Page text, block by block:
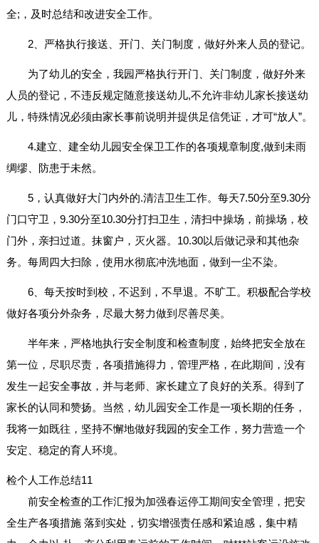
全;，及时总结和改进安全工作。
2、严格执行接送、开门、关门制度，做好外来人员的登记。
为了幼儿的安全，我园严格执行开门、关门制度，做好外来
人员的登记，不违反规定随意接送幼儿,不允许非幼儿家长接送幼
儿，特殊情况必须由家长事前说明并提供足信凭证，才可“放人”。
4.建立、建全幼儿园安全保卫工作的各项规章制度,做到未雨
绸缪、防患于未然。
5，认真做好大门内外的.清洁卫生工作。每天7.50分至9.30分
门口守卫，9.30分至10.30分打扫卫生，清扫中操场，前操场，校
门外，亲扫过道。抹窗户，灭火器。10.30以后做记录和其他杂
务。每周四大扫除，使用水彻底冲洗地面，做到一尘不染。
6、每天按时到校，不迟到，不早退。不旷工。积极配合学校
做好各项分外杂务，尽最大努力做到尽善尽美。
半年来，严格地执行安全制度和检查制度，始终把安全放在
第一位，尽职尽责，各项措施得力，管理严格，在此期间，没有
发生一起安全事故，并与老师、家长建立了良好的关系。得到了
家长的认同和赞扬。当然，幼儿园安全工作是一项长期的任务，
我将一如既往，坚持不懈地做好我园的安全工作，努力营造一个
安定、稳定的育人环境。
检个人工作总结11
前安全检查的工作汇报为加强春运停工期间安全管理，把安
全生产各项措施 落到实处，切实增强责任感和紧迫感，集中精